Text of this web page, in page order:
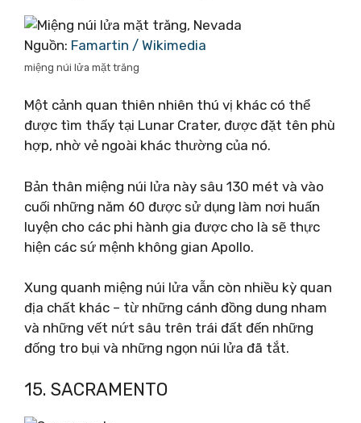
Nguồn: Famartin / Wikimedia
miệng núi lửa mặt trăng
Một cảnh quan thiên nhiên thú vị khác có thể
được tìm thấy tại Lunar Crater, được đặt tên phù
hợp, nhờ vẻ ngoài khác thường của nó.
Bản thân miệng núi lửa này sâu 130 mét và vào
cuối những năm 60 được sử dụng làm nơi huấn
luyện cho các phi hành gia được cho là sẽ thực
hiện các sứ mệnh không gian Apollo.
Xung quanh miệng núi lửa vẫn còn nhiều kỳ quan
địa chất khác – từ những cánh đồng dung nham
và những vết nứt sâu trên trái đất đến những
đống tro bụi và những ngọn núi lửa đã tắt.
15. SACRAMENTO